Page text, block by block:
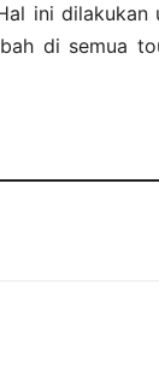
ini dilakukan
di semua